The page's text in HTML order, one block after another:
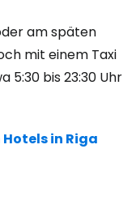
am späten
mit einem Taxi
5:30 bis 23:30 Uhr
in Riga